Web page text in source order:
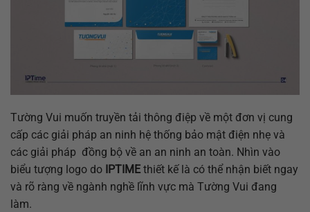
Tường Vui muốn truyền tải thông điệp về một đơn vị cung
cấp các giải pháp an ninh hệ thống bảo mật điện nhẹ và
các giải pháp đồng bộ về an an ninh an toàn. Nhìn vào
biểu tượng logo do IPTIME thiết kế là có thể nhận biết ngay
và rõ ràng về ngành nghề lĩnh vực mà Tường Vui đang
làm.